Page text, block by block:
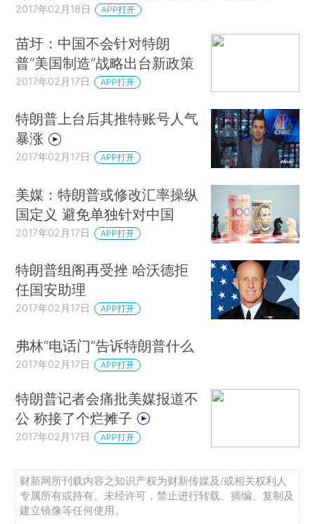
2017年02月18日 APP打开
苗圩：中国不会针对特朗
普“美国制造”战略出台新政策
2017年02月17日 APP打开
特朗普上台后其推特账号人气
暴涨
2017年02月17日 APP打开
美媒：特朗普或修改汇率操纵
国定义 避免单独针对中国
2017年02月17日 APP打开
特朗普组阁再受挫 哈沃德拒
任国安助理
2017年02月17日 APP打开
弗林“电话门”告诉特朗普什么
2017年02月17日 APP打开
特朗普记者会痛批美媒报道不
公 称接了个烂摊子
2017年02月17日 APP打开
财新网所刊载内容之知识产权为财新传媒及/或相关权利人
专属所有或持有。未经许可，禁止进行转载、摘编、复制及
建立镜像等任何使用。